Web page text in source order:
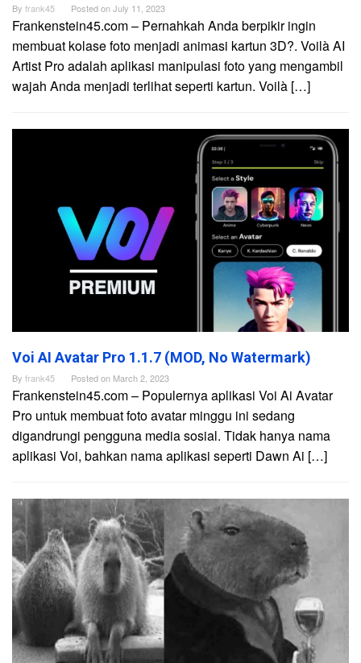
By frank45 Posted onJuly 11, 2023
Frankenstein45.com – Pernahkah Anda berpikir ingin
membuat kolase foto menjadi animasi kartun 3D?. Voilà AI
Artist Pro adalah aplikasi manipulasi foto yang mengambil
wajah Anda menjadi terlihat seperti kartun. Voilà […]
Voi AI Avatar Pro 1.1.7 (MOD, No Watermark)
By frank45 Posted on March 2, 2023
Frankenstein45.com – Populernya aplikasi Voi Ai Avatar
Pro untuk membuat foto avatar minggu ini sedang
digandrungi pengguna media sosial. Tidak hanya nama
aplikasi Voi, bahkan nama aplikasi seperti Dawn Ai […]